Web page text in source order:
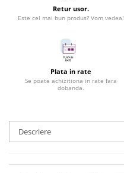
Retur usor.
Este cel mai bun produs? Vom vedea!
Plata in rate
Se poate achizitiona in rate fara
dobanda.
Descriere